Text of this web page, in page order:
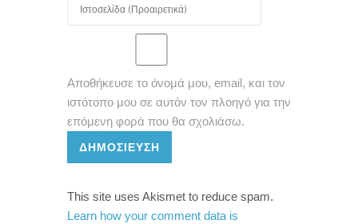
Αποθήκευσε το όνομά μου, email, και τον
ιστότοπο μου σε αυτόν τον πλοηγό για την
επόμενη φορά που θα σχολιάσω.
ΔΗΜΟΣΊΕΥΣΗ
This site uses Akismet to reduce spam.
Learn how your comment data is